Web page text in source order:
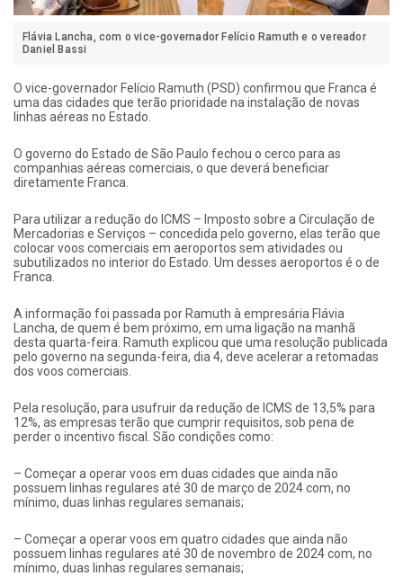
Flávia Lancha, com o vice-governador Felício Ramuth e o vereador
Daniel Bassi
O vice-governador Felício Ramuth (PSD) confirmou que Franca é
uma das cidades que terão prioridade na instalação de novas
linhas aéreas no Estado.
O governo do Estado de São Paulo fechou o cerco para as
companhias aéreas comerciais, o que deverá beneficiar
diretamente Franca.
Para utilizar a redução do ICMS – Imposto sobre a Circulação de
Mercadorias e Serviços – concedida pelo governo, elas terão que
colocar voos comerciais em aeroportos sem atividades ou
subutilizados no interior do Estado. Um desses aeroportos é o de
Franca.
A informação foi passada por Ramuth à empresária Flávia
Lancha, de quem é bem próximo, em uma ligação na manhã
desta quarta-feira. Ramuth explicou que uma resolução publicada
pelo governo na segunda-feira, dia 4, deve acelerar a retomadas
dos voos comerciais.
Pela resolução, para usufruir da redução de ICMS de 13,5% para
12%, as empresas terão que cumprir requisitos, sob pena de
perder o incentivo fiscal. São condições como:
– Começar a operar voos em duas cidades que ainda não
possuem linhas regulares até 30 de março de 2024 com, no
mínimo, duas linhas regulares semanais;
– Começar a operar voos em quatro cidades que ainda não
possuem linhas regulares até 30 de novembro de 2024 com, no
mínimo, duas linhas regulares semanais;